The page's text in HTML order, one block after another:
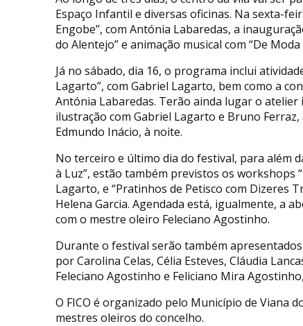
Espaço Infantil e diversas oficinas. Na sexta-
Engobe”, com Antónia Labaredas, a
do Alentejo” e animação musical com “De Moda
Já no sábado, dia 16, o programa inclui
Lagarto”, com Gabriel Lagarto, bem como a
Antónia Labaredas. Terão ainda lugar o
ilustração com Gabriel Lagarto e Bruno Ferraz,
Edmundo Inácio, à noite.
No terceiro e último dia do festival, para além
à Luz”, estão também previstos os workshops
Lagarto, e “Pratinhos de Petisco com Dizeres
Helena Garcia. Agendada está, igualmente, a
com o mestre oleiro Feleciano Agostinho.
Durante o festival serão também
por Carolina Celas, Célia Esteves, Cláudia
Feleciano Agostinho e Feliciano Mira
O FICO é organizado pelo Município de Viana
mestres oleiros do concelho.